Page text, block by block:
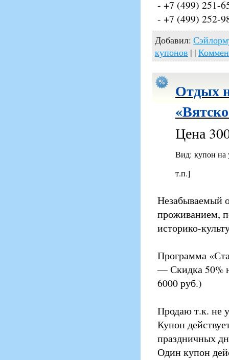
- +7 (499) 251-
- +7 (499) 252-
Добавил:
купонов | |
Отдых
Цена
Вид: купон
т.п.]
Незабываемый
проживанием,
историко-
Программа
— Скидка 50%
6000 руб.)
Продаю т.к. не
Купон
праздничных
Один купон